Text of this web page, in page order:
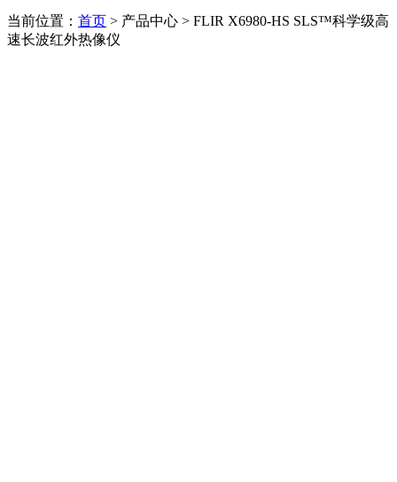
当前位置： 首页 > 产品中心 > FLIR X6980-HS SLS™科学级高
速长波红外热像仪